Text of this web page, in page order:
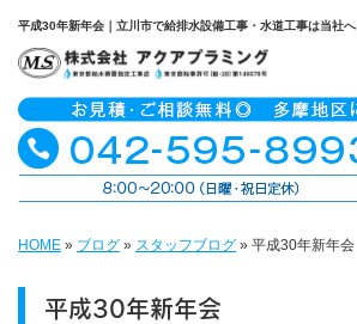
平成30年新年会｜立川市で給排水設備工事・水道工事は当社へ
HOME » ブログ » スタッフブログ » 平成30年新年会
平成30年新年会